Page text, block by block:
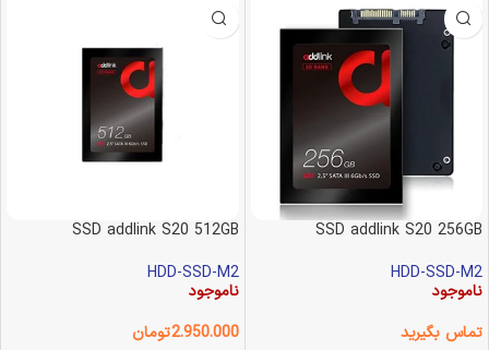
SSD addlink S20 256GB
HDD-SSD-M2
ناموجود
تماس بگیرید
SSD addlink S20 512GB
HDD-SSD-M2
ناموجود
2.950.000تومان